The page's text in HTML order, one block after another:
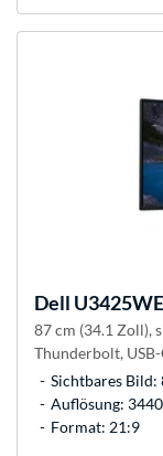
Dell
87 cm (34.1 Zoll),
Thunderbolt,
Sichtbares Bild:
Auflösung:
Format: 21:9